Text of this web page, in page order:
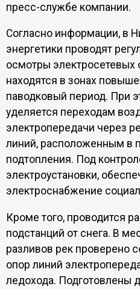
пресс-службе компании.
Согласно информации, в
энергетики проводят
осмотры электросетевых
находятся в зонах
паводковый период. При
уделяется переходам
электропередачи через
линий, расположенным в
подтопления. Под
электроустановки,
электроснабжение
Кроме того, проводится
подстанций от снега. В
разливов рек проверено
опор линий
ледохода. Подготовлены